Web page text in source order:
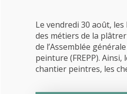
Le vendredi 30 août,
des métiers de la
de l’Assemblée
peinture (FREPP). Ainsi,
chantier peintres, les